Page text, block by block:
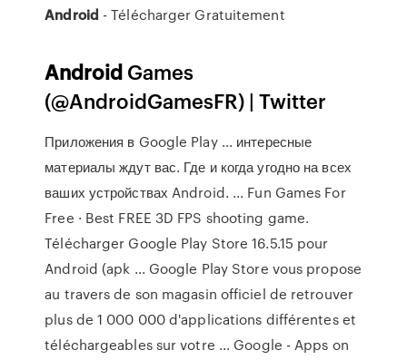
Android - Télécharger Gratuitement
Android Games
(@AndroidGamesFR) | Twitter
Приложения в Google Play ... интересные
материалы ждут вас. Где и когда угодно на всех
ваших устройствах Android. ... Fun Games For
Free · Best FREE 3D FPS shooting game.
Télécharger Google Play Store 16.5.15 pour
Android (apk ... Google Play Store vous propose
au travers de son magasin officiel de retrouver
plus de 1 000 000 d'applications différentes et
téléchargeables sur votre ... Google - Apps on